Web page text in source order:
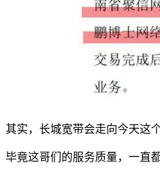
其实，长城宽带会走向今天这
毕竟这哥们的服务质量，一直